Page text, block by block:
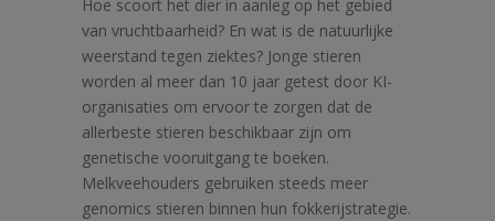
Hoe scoort het dier in aanleg op het gebied
van vruchtbaarheid? En wat is de natuurlijke
weerstand tegen ziektes? Jonge stieren
worden al meer dan 10 jaar getest door KI-
organisaties om ervoor te zorgen dat de
allerbeste stieren beschikbaar zijn om
genetische vooruitgang te boeken.
Melkveehouders gebruiken steeds meer
genomics stieren binnen hun fokkerijstrategie.